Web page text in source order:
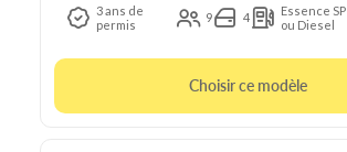
3 ans de
permis
9 4
Essence SP
ou Diesel
Choisir ce modèle